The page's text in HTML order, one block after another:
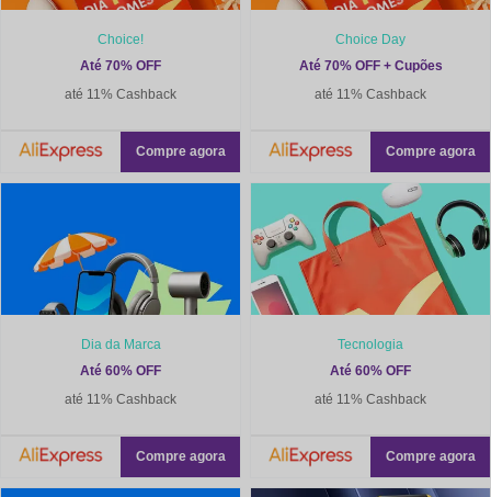
Choice!
Até 70% OFF
até 11% Cashback
Compre agora
Choice Day
Até 70% OFF + Cupões
até 11% Cashback
Compre agora
Dia da Marca
Até 60% OFF
até 11% Cashback
Compre agora
Tecnologia
Até 60% OFF
até 11% Cashback
Compre agora